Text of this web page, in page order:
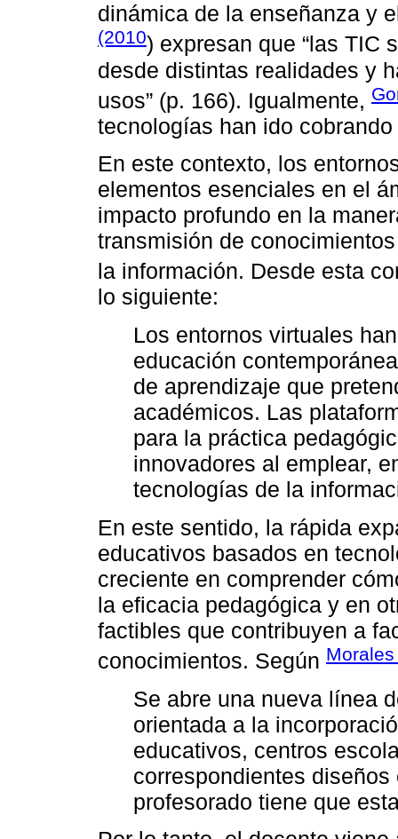
dinámica de la enseñanza y
(2010) expresan que “las TIC
desde distintas realidades y
usos” (p. 166). Igualmente,
tecnologías han ido
En este contexto, los
elementos esenciales en el
impacto profundo en la
transmisión de
la información. Desde esta
lo siguiente:
Los entornos virtuales
educación
de aprendizaje que
académicos. Las
para la práctica
innovadores al emplear,
tecnologías de la
En este sentido, la rápida
educativos basados en
creciente en comprender
la eficacia pedagógica y en
factibles que contribuyen a
conocimientos. Según
Se abre una nueva línea
orientada a la
educativos, centros
correspondientes
profesorado tiene que